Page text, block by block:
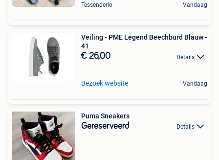
Tessenderlo Vandaag
Veiling - PME Legend Beechburd Blauw -
41
€ 26,00 Details
Bezoek website Vandaag
Puma Sneakers
Gereserveerd Details